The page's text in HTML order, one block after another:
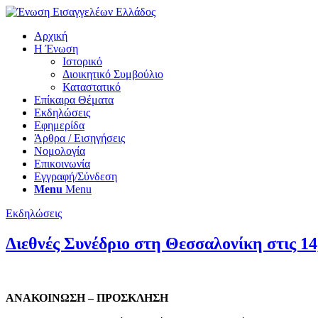
Αρχική
Η Ένωση
Ιστορικό
Διοικητικό Συμβούλιο
Καταστατικό
Επίκαιρα Θέματα
Εκδηλώσεις
Εφημερίδα
Άρθρα / Εισηγήσεις
Νομολογία
Επικοινωνία
Εγγραφή/Σύνδεση
Menu Menu
Εκδηλώσεις
Διεθνές Συνέδριο στη Θεσσαλονίκη στις
ΑΝΑΚΟΙΝΩΣΗ – ΠΡΟΣΚΛΗΣΗ